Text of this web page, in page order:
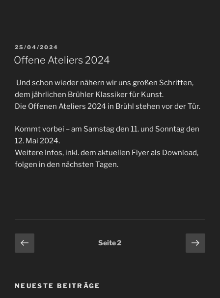
VERÖFFENTLICHT
AM
25/04/2024
Offene Ateliers 2024
Und schon wieder nähern wir uns großen Schritten,
dem jährlichen Brühler Klassiker für Kunst.
Die Offenen Ateliers 2024 in Brühl stehen vor der Tür.
Kommt vorbei – am Samstag den 11. und Sonntag den
12. Mai 2024.
Weitere Infos, inkl. dem aktuellen Flyer als Download,
folgen in den nächsten Tagen.
Seitennummerierung
der
Vorherige
Seite
Seite2
NEUESTE BEITRÄGE